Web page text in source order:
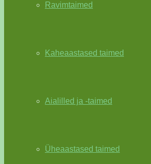
Ravimtaimed
Kaheaastased taimed
Aialilled ja -taimed
Üheaastased taimed